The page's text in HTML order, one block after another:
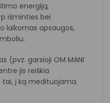
energiją,
išminties bei
laikomas apsaugos,
(pvz. garsioji OM MANI
jis reiškia
į ką medituojama.